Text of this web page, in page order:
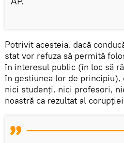
Potrivit acesteia, dacă
stat vor refuza să permită
în interesul public (în loc să
în gestiunea lor de principiu),
nici studenți, nici profesori,
noastră ca rezultat al